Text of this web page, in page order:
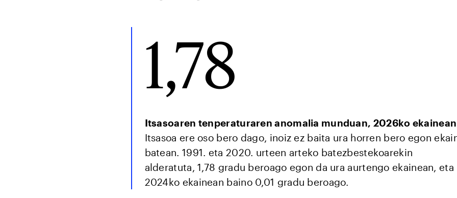
1,78
Itsasoaren tenperaturaren anomalia munduan, 2026ko
Itsasoa ere oso bero dago, inoiz ez baita ura horren bero egon
batean. 1991. eta 2020. urteen arteko batezbestekoarekin
alderatuta, 1,78 gradu beroago egon da ura aurtengo ekainean, eta
2024ko ekainean baino 0,01 gradu beroago.